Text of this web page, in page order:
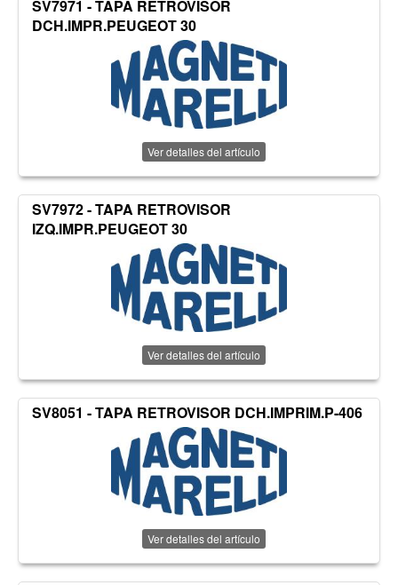
SV7971 - TAPA RETROVISOR
DCH.IMPR.PEUGEOT 30
Ver detalles del artículo
SV7972 - TAPA RETROVISOR
IZQ.IMPR.PEUGEOT 30
Ver detalles del artículo
SV8051 - TAPA RETROVISOR DCH.IMPRIM.P-406
Ver detalles del artículo